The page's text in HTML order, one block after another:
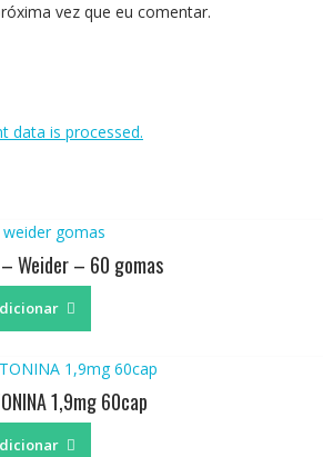
vez que eu comentar.
data is processed.
Weider – 60 gomas
1,9mg 60cap